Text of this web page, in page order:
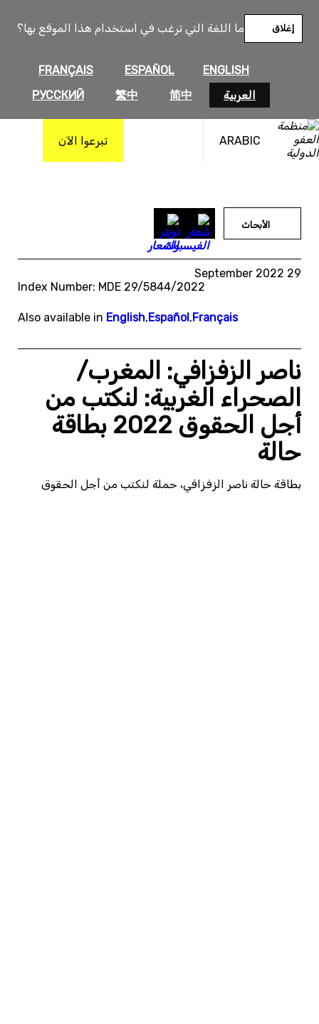
ما اللغة التي ترغب في استخدام هذا الموقع بها؟
ENGLISH
ESPAÑOL
FRANÇAIS
العربية
简中
繁中
РУССКИЙ
إغلاق
ARABIC تبرعوا الآن
المحتوى
الأبحاث
29 September 2022
Index Number: MDE 29/5844/2022
Also available in English,Español,Français
ناصر الزفزافي: المغرب/
الصحراء الغربية: لنكتب من
أجل الحقوق 2022 بطاقة
حالة
بطاقة حالة ناصر الزفزافي، حملة لنكتب من أجل الحقوق